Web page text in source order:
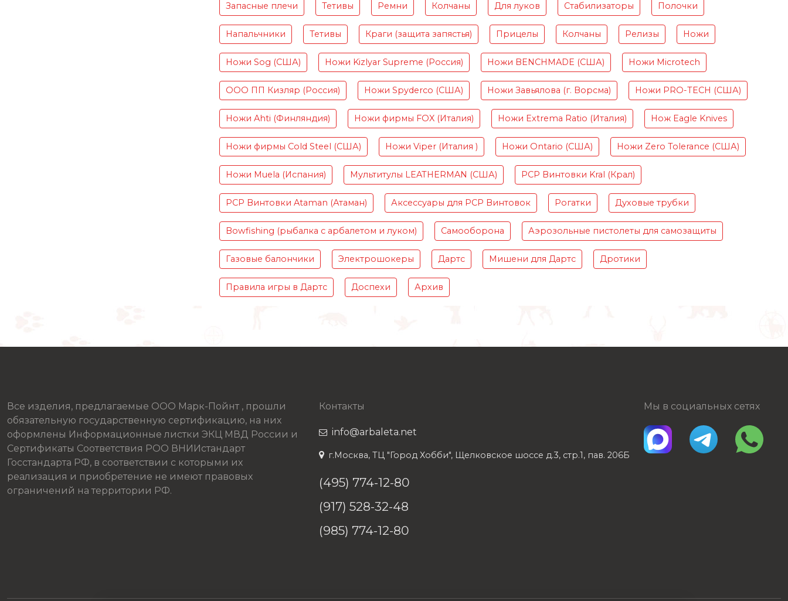
Запасные плечи Тетивы Ремни Колчаны Для луков Стабилизаторы Полочки
Напальчники Тетивы Краги (защита запястья) Прицелы Колчаны Релизы Ножи
Ножи Sog (США) Ножи Kizlyar Supreme (Россия) Ножи BENCHMADE (США) Ножи Microtech
ООО ПП Кизляр (Россия) Ножи Spyderco (США) Ножи Завьялова (г. Ворсма) Ножи PRO-TECH (США)
Ножи Ahti (Финляндия) Ножи фирмы FOX (Италия) Ножи Extrema Ratio (Италия) Нож Eagle Knives
Ножи фирмы Cold Steel (США) Ножи Viper (Италия ) Ножи Ontario (США) Ножи Zero Tolerance (США)
Ножи Muela (Испания) Мультитулы LEATHERMAN (США) PCP Винтовки Kral (Крал)
PCP Винтовки Ataman (Атаман) Аксессуары для PCP Винтовок Рогатки Духовые трубки
Bowfishing (рыбалка с арбалетом и луком) Самооборона Аэрозольные пистолеты для самозащиты
Газовые балончики Электрошокеры Дартс Мишени для Дартс Дротики
Правила игры в Дартс Доспехи Архив
Все изделия, предлагаемые ООО Марк-Пойнт , прошли
обязательную государственную сертификацию, на них
оформлены Информационные листки ЭКЦ МВД России и
Сертификаты Соответствия РОО ВНИИстандарт
Госстандарта РФ, в соответствии с которыми их
реализация и приобретение не имеют правовых
ограничений на территории РФ.
Контакты
info@arbaleta.net
г.Москва, ТЦ "Город Хобби", Щелковское шоссе д.3, стр.1, пав. 206Б
(495) 774-12-80
(917) 528-32-48
(985) 774-12-80
Мы в социальных сетях